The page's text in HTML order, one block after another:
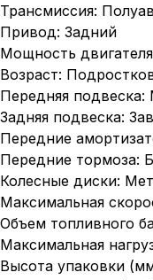
Трансмиссия:
Привод: Задний
Мощность
Возраст:
Передняя
Задняя подвеска:
Передние
Передние тормоза:
Колесные диски:
Максимальная
Объем топливного
Максимальная
Высота упаковки